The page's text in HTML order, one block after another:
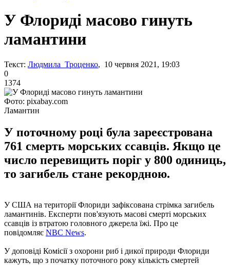
У Флориді масово гинуть
ламантини
Текст: Людмила Троценко, 10 червня 2021, 19:03
0
1374
Фото: pixabay.com
Ламантин
У поточному році була зареєстрована
761 смерть морських ссавців. Якщо це
число перевищить поріг у 800 одиниць,
то загибель стане рекордною.
У США на території Флориди зафіксована стрімка загибель
ламантинів. Експерти пов'язують масові смерті морських
ссавців із втратою головного джерела їжі. Про це
повідомляє NBC News.
У доповіді Комісії з охорони риб і дикої природи Флориди
кажуть, що з початку поточного року кількість смертей